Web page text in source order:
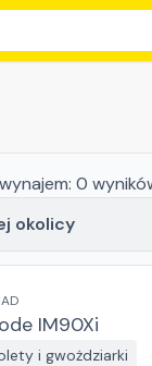
0
okolicy
IM90Xi
i gwożdziarki